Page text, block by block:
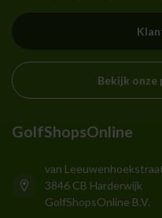
Bekijk onze
GolfShopsOnline
van
3846 CB Harderwijk
GolfShopsOnline B.V.